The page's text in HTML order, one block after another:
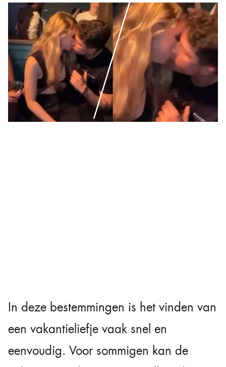
In deze bestemmingen is het vinden van
een vakantieliefje vaak snel en
eenvoudig. Voor sommigen kan de